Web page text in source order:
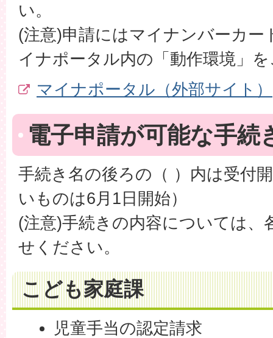
い。
(注意)申請にはマイナンバーカー
イナポータル内の「動作環境」
マイナポータル（外部サイト）
電子申請が可能な手続
手続き名の後ろの（ ）内は受付
いものは6月1日開始）
(注意)手続きの内容については、
せください。
こども家庭課
児童手当の認定請求